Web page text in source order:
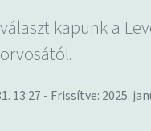
kapunk a
13:27 - Frissítve: 2025.